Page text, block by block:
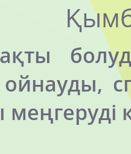
ойнауды,